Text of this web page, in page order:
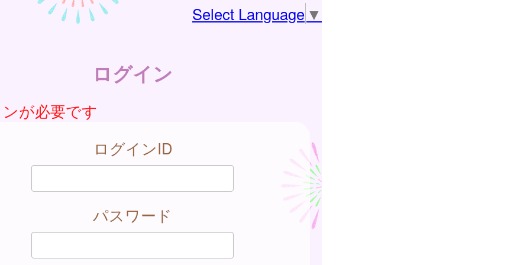
Select Language ▼
ログイン
が必要です
ログインID
パスワード